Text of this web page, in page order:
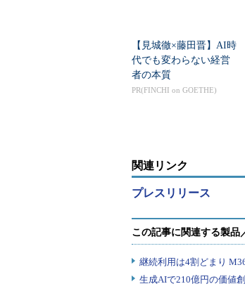
【見城徹×藤田晋】AI時
代でも変わらない経営
者の本質
PR(FINCHI on GOETHE)
関連リンク
プレスリリース